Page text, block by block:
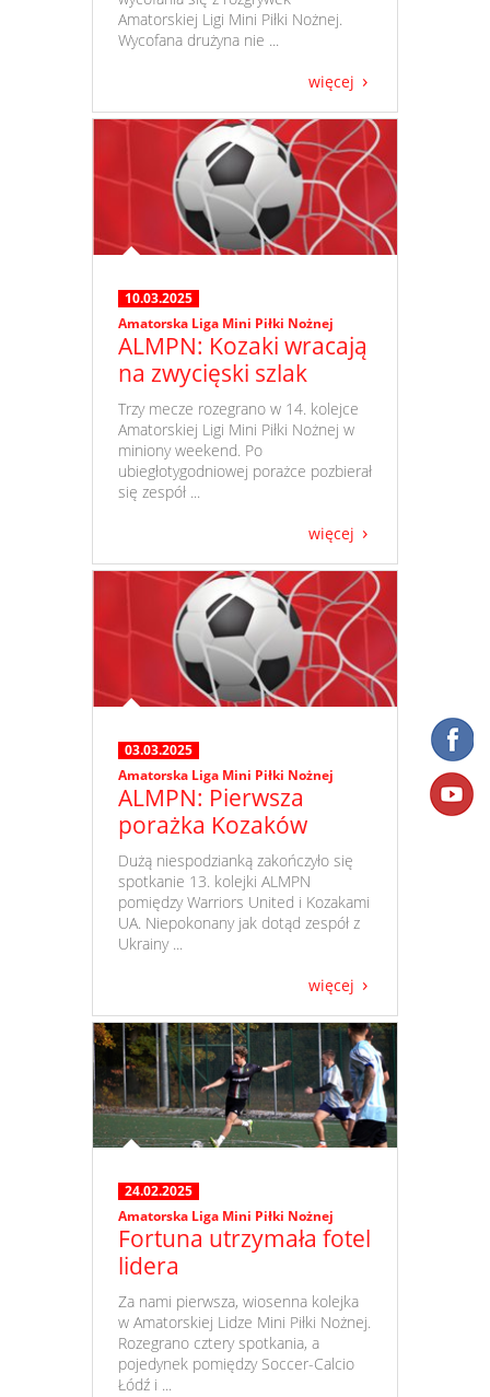
Amatorskiej Ligi Mini Piłki Nożnej.
Wycofana drużyna nie ...
więcej
10.03.2025
Amatorska Liga Mini Piłki Nożnej
ALMPN: Kozaki wracają
na zwycięski szlak
​ Trzy mecze rozegrano w 14. kolejce
Amatorskiej Ligi Mini Piłki Nożnej w
miniony weekend. Po
ubiegłotygodniowej porażce pozbierał
się zespół ...
więcej
03.03.2025
Amatorska Liga Mini Piłki Nożnej
ALMPN: Pierwsza
porażka Kozaków
​ Dużą niespodzianką zakończyło się
spotkanie 13. kolejki ALMPN
pomiędzy Warriors United i Kozakami
UA. Niepokonany jak dotąd zespół z
Ukrainy ...
więcej
24.02.2025
Amatorska Liga Mini Piłki Nożnej
Fortuna utrzymała fotel
lidera
​ Za nami pierwsza, wiosenna kolejka
w Amatorskiej Lidze Mini Piłki Nożnej.
Rozegrano cztery spotkania, a
pojedynek pomiędzy Soccer-Calcio
Łódź i ...